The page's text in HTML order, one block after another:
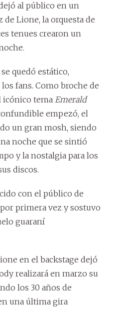
al público en un
Lione, la orquesta de
tenues crearon un
quedó estático,
fans. Como broche de
icónico tema Emerald
empezó, el
un gran mosh, siendo
noche que se sintió
y la nostalgia para los
discos.
con el público de
primera vez y sostuvo
guaraní
en el backstage dejó
realizará en marzo su
los 30 años de
una última gira